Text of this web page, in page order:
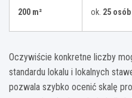
200 m² ok. 25 osób
Oczywiście konkretne liczby
standardu lokalu i lokalnych
pozwala szybko ocenić skalę